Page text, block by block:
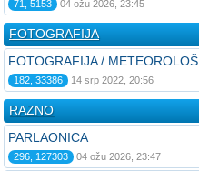
71, 5153 04 ožu 2026, 23:45
FOTOGRAFIJA
FOTOGRAFIJA /
182, 33386 14 srp 2022, 20:56
RAZNO
PARLAONICA
296, 127303 04 ožu 2026, 23:47